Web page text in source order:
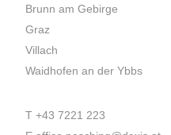
Brunn am Gebirge
Graz
Villach
Waidhofen an der Ybbs
T +43 7221 223